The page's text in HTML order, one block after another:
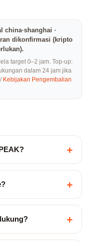
china·shanghai ·
dikonfirmasi (kripto
target 0–2 jam. Top-up:
dalam 24 jam jika
/ Kebijakan Pengembalian
+
+
+